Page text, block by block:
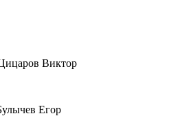
Виктор
Егор